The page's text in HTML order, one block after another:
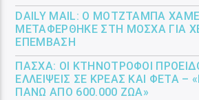
DAILY MAIL: Ο ΜΟΤΖΤΆΜΠΑ
ΜΕΤΑΦΈΡΘΗΚΕ ΣΤΗ ΜΌΣΧΑ ΓΙΑ
ΕΠΈΜΒΑΣΗ
ΠΆΣΧΑ: ΟΙ ΚΤΗΝΟΤΡΌΦΟΙ
ΕΛΛΕΊΨΕΙΣ ΣΕ ΚΡΈΑΣ ΚΑΙ ΦΈΤΑ –
ΠΆΝΩ ΑΠΌ 600.000 ΖΏΑ»